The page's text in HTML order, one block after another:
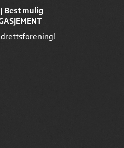
Best mulig